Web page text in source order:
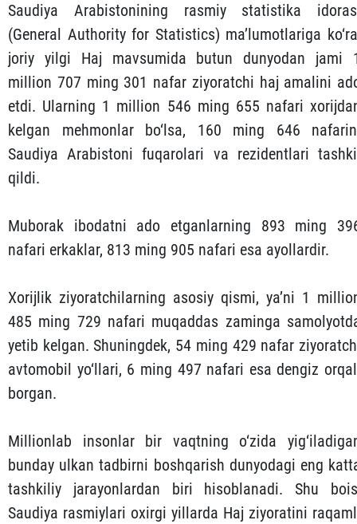
Saudiya Arabistonining rasmiy statistika
(General Authority for Statistics) ma’lumotlariga
joriy yilgi Haj mavsumida butun dunyodan jami
million 707 ming 301 nafar ziyoratchi haj amalini
etdi. Ularning 1 million 546 ming 655 nafari
kelgan mehmonlar bo‘lsa, 160 ming 646
Saudiya Arabistoni fuqarolari va rezidentlari
qildi.
Muborak ibodatni ado etganlarning 893 ming
nafari erkaklar, 813 ming 905 nafari esa ayollardir.
Xorijlik ziyoratchilarning asosiy qismi, ya’ni 1
485 ming 729 nafari muqaddas zaminga
yetib kelgan. Shuningdek, 54 ming 429 nafar
avtomobil yo‘llari, 6 ming 497 nafari esa dengiz
borgan.
Millionlab insonlar bir vaqtning o‘zida
bunday ulkan tadbirni boshqarish dunyodagi eng
tashkiliy jarayonlardan biri hisoblanadi. Shu
Saudiya rasmiylari oxirgi yillarda Haj ziyoratini